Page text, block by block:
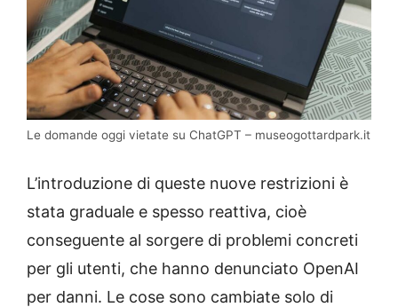
Le domande oggi vietate su ChatGPT – museogottardpark.it
L’introduzione di queste nuove restrizioni è
stata graduale e spesso reattiva, cioè
conseguente al sorgere di problemi concreti
per gli utenti, che hanno denunciato OpenAI
per danni. Le cose sono cambiate solo di